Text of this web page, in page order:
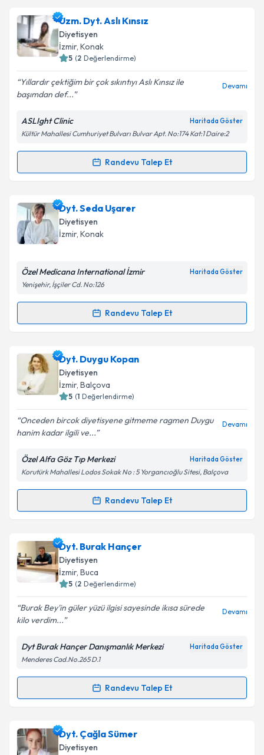
Takvim Talebini Gönder
Dyt. Şükran Vuraliçin randevu takvimi talebi
oluşturun. Size bu uzmandan randevu almanız için bir
takvim hazırlandığında e-posta ile bilgilendireceğiz.
Kişisel verilerimin işlenmesine ilişkin
Aydınlatma
Metni'ni okudum ve kişisel verilerimin belirtilen
kapsamda işlenmesini kabul ediyorum.
Uzm. Dyt. Aslı Kınsız
Diyetisyen
İzmir, Konak
5 (2 Değerlendirme)
Yıllardır çektiğim bir çok sıkıntıyı Aslı Kınsız ile
başımdan def...
Devamı
ASLIght Clinic Haritada Göster
Kültür Mahallesi Cumhuriyet Bulvarı Bulvar Apt. No:174 Kat:1 Daire:2
Randevu Talep Et
Randevu Takvimi Talebi
Uzm. Dyt. Aslı Kınsıziçin randevu takvimi talebi
oluşturun. Size bu uzmandan randevu almanız için bir
takvim hazırlandığında e-posta ile bilgilendireceğiz.
Kişisel verilerimin işlenmesine ilişkin
Metni'ni okudum ve kişisel verilerimin belirtilen
Takvim Talebini Gönder
Dyt. Seda Uşarer
Diyetisyen
İzmir, Konak
Özel Medicana International İzmir Haritada Göster
Yenişehir, İşçiler Cd. No:126
Randevu Talep Et
Randevu Takvimi Talebi
Dyt. Seda Uşarer için randevu takvimi talebi
oluşturun. Size bu uzmandan randevu almanız için bir
takvim hazırlandığında e-posta ile bilgilendireceğiz.
Kişisel verilerimin işlenmesine ilişkin
Aydınlatma
Metni'ni okudum ve kişisel verilerimin belirtilen
kapsamda işlenmesini kabul ediyorum.
Dyt. Duygu Kopan
Diyetisyen
İzmir, Balçova
5 (1 Değerlendirme)
Onceden bircok diyetisyene gitmeme ragmen Duygu
hanim kadar ilgili ve...
Devamı
Özel Alfa Göz Tıp Merkezi Haritada Göster
Korutürk Mahallesi Lodos Sokak No : 5 Yorgancıoğlu Sitesi, Balçova
Randevu Talep Et
Randevu Takvimi Talebi
Dyt. Duygu Kopaniçin randevu takvimi talebi
oluşturun. Size bu uzmandan randevu almanız için bir
takvim hazırlandığında e-posta ile bilgilendireceğiz.
Kişisel verilerimin işlenmesine ilişkin
Aydınlatma
Metni'ni okudum ve kişisel verilerimin belirtilen
kapsamda işlenmesini kabul ediyorum.
Dyt. Burak Hançer
Diyetisyen
İzmir, Buca
5 (2 Değerlendirme)
Burak Bey'in güler yüzü ilgisi sayesinde ikısa sürede
kilo verdim...
Devamı
Dyt Burak Hançer Danışmanlık Merkezi Haritada Göster
Menderes Cad.No.265 D.1
Randevu Talep Et
Randevu Takvimi Talebi
Dyt. Burak Hançeriçin randevu takvimi talebi
oluşturun. Size bu uzmandan randevu almanız için bir
Dyt. Çağla Sümer
Diyetisyen